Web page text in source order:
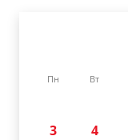
Пн Вт
3
4